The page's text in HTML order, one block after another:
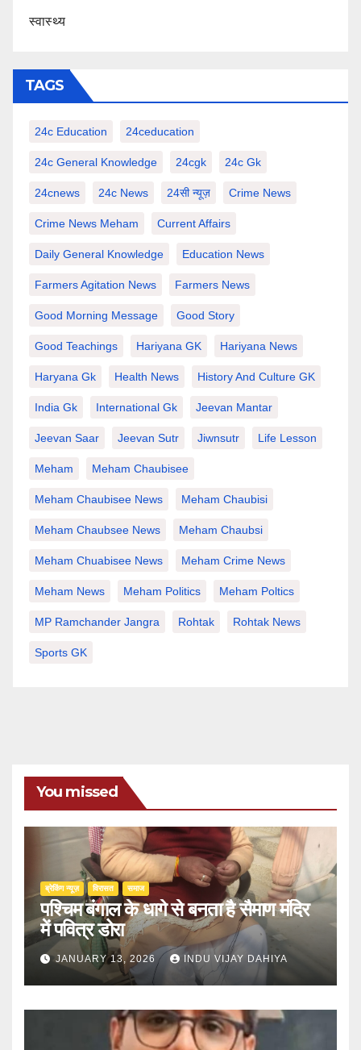
स्वास्थ्य
TAGS
24c Education 24ceducation
24c General Knowledge 24cgk 24c Gk
24cnews 24c News 24सी न्यूज़ Crime News
Crime News Meham Current Affairs
Daily General Knowledge Education News
Farmers Agitation News Farmers News
Good Morning Message Good Story
Good Teachings Hariyana GK Hariyana News
Haryana Gk Health News History And Culture GK
India Gk International Gk Jeevan Mantar
Jeevan Saar Jeevan Sutr Jiwnsutr Life Lesson
Meham Meham Chaubisee
Meham Chaubisee News Meham Chaubisi
Meham Chaubsee News Meham Chaubsi
Meham Chuabisee News Meham Crime News
Meham News Meham Politics Meham Poltics
MP Ramchander Jangra Rohtak Rohtak News
Sports GK
You missed
ब्रेकिंग न्यूज़ ‍‍विरासत समाज
पश्चिम बंगाल के धागे से बनता है सैमाण मंदिर
में पवित्र डोरा
JANUARY 13, 2026 INDU VIJAY DAHIYA